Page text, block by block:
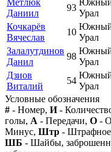
Метлюк
Даниил
93
Урал
Кочкарёв
Вячеслав
10
Урал
Залалутдинов
Данил
98
Урал
Дзиов
Виталий
54
Урал
Условные обозначения
# - Номер, И-
голы, А - Передачи, О -
Минус, Штр - Штрафное
ШБ - Шайбы,